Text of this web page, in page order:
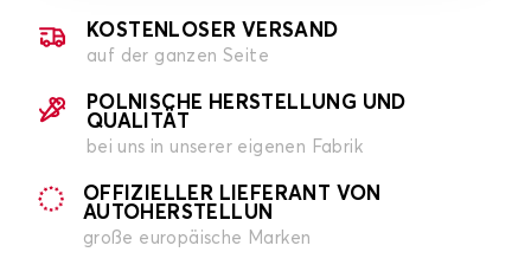
KOSTENLOSER VERSAND
auf der ganzen Seite
POLNISCHE HERSTELLUNG UND
QUALITÄT
bei uns in unserer eigenen Fabrik
OFFIZIELLER LIEFERANT VON
AUTOHERSTELLUN
große europäische Marken